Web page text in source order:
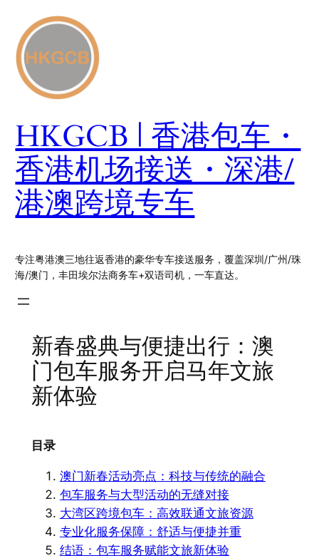
内
容
HKGCB | 香港包车・
香港机场接送・深港/
港澳跨境专车
专注粤港澳三地往返香港的豪华专车接送服务，覆盖深圳/广州/珠
海/澳门，丰田埃尔法商务车+双语司机，一车直达。
新春盛典与便捷出行：澳
门包车服务开启马年文旅
新体验
目录
澳门新春活动亮点：科技与传统的融合
包车服务与大型活动的无缝对接
大湾区跨境包车：高效联通文旅资源
专业化服务保障：舒适与便捷并重
结语：包车服务赋能文旅新体验